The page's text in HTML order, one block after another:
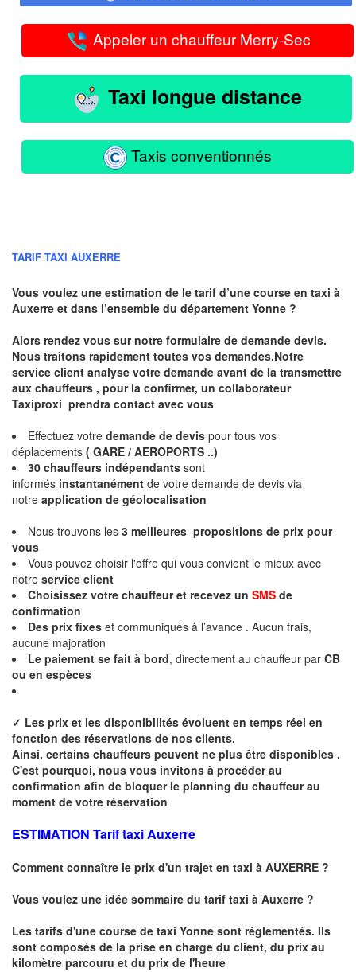
Appeler un chauffeur Merry-Sec
Taxi longue distance
Taxis conventionnés
TARIF TAXI AUXERRE
Vous voulez une estimation de le tarif d’une course en taxi à
Auxerre et dans l’ensemble du département Yonne ?
Alors rendez vous sur notre formulaire de demande devis.
Nous traitons rapidement toutes vos demandes.Notre
service client analyse votre demande avant de la transmettre
aux chauffeurs , pour la confirmer, un collaborateur
Taxiproxi prendra contact avec vous
Effectuez votre demande de devis pour tous vos
déplacements ( GARE / AEROPORTS ..)
30 chauffeurs indépendants sont
informés instantanément de votre demande de devis via
notre application de géolocalisation
Nous trouvons les 3 meilleures propositions de prix pour
vous
Vous pouvez choisir l'offre qui vous convient le mieux avec
notre service client
Choisissez votre chauffeur et recevez un SMS de
confirmation
Des prix fixes et communiqués à l’avance . Aucun frais,
aucune majoration
Le paiement se fait à bord, directement au chauffeur par CB
ou en espèces
✓ Les prix et les disponibilités évoluent en temps réel en
fonction des réservations de nos clients.
Ainsi, certains chauffeurs peuvent ne plus être disponibles .
C'est pourquoi, nous vous invitons à procéder au
confirmation afin de bloquer le planning du chauffeur au
moment de votre réservation
ESTIMATION Tarif taxi Auxerre
Comment connaître le prix d'un trajet en taxi à AUXERRE ?
Vous voulez une idée sommaire du tarif taxi à Auxerre ?
Les tarifs d'une course de taxi Yonne sont réglementés. Ils
sont composés de la prise en charge du client, du prix au
kilomètre parcouru et du prix de l'heure